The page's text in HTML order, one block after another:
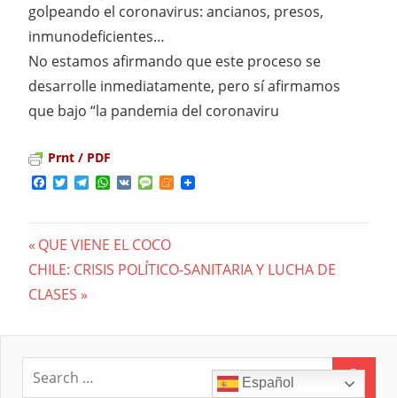
golpeando el coronavirus: ancianos, presos,
inmunodeficientes…
No estamos afirmando que este proceso se
desarrolle inmediatamente, pero sí afirmamos
que bajo “la pandemia del coronaviru
Prnt / PDF
Facebook
TwitterTelegram
WhatsApp
VK MessageMeneame
Navegación
de
entradas
Previous
Post:
QUE VIENE EL COCO
Next
Post:
CHILE: CRISIS POLÍTICO-SANITARIA Y LUCHA DE
CLASES
Español